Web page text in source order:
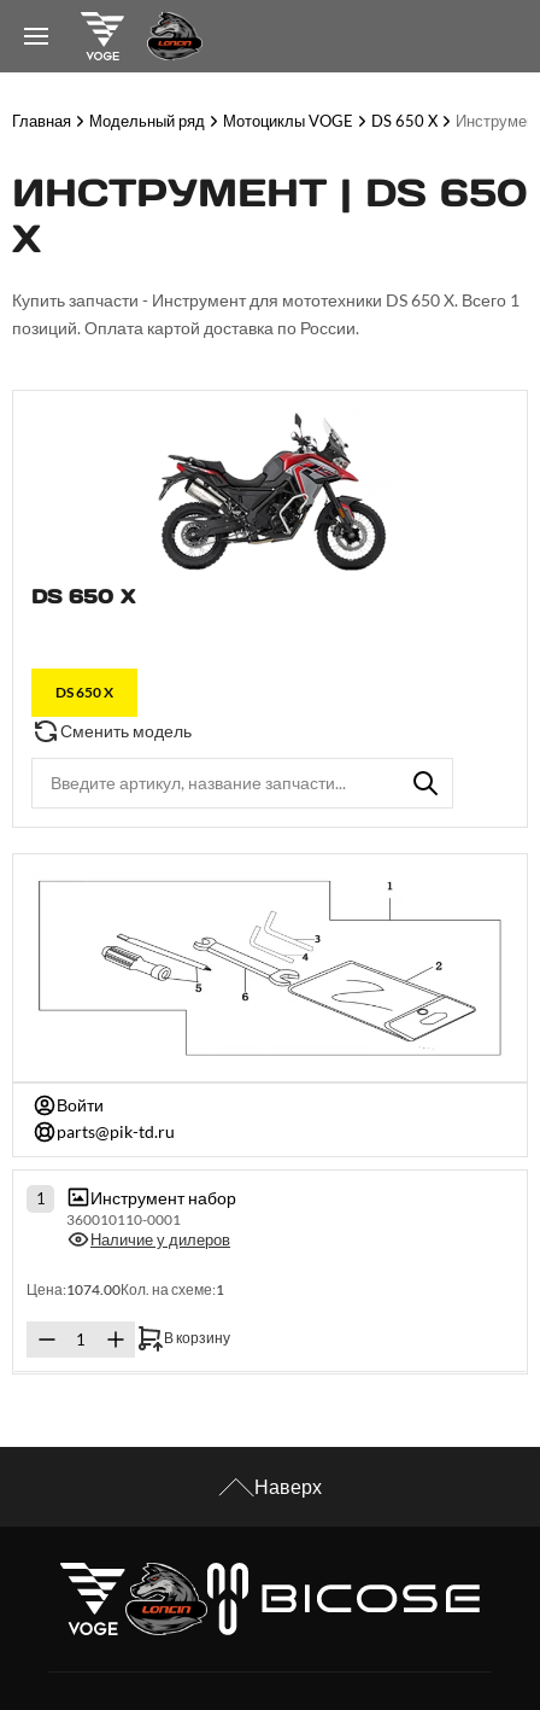
Главная Модельный ряд Мотоциклы VOGE DS 650 X
ИНСТРУМЕНТ | DS 650
X
Купить запчасти - Инструмент для мототехники DS 650 X. Всего 1
позиций. Оплата картой доставка по России.
DS 650 X
DS 650 X
Сменить модель
Войти
parts@pik-td.ru
1 Инструмент набор
360010110-0001
Наличие у дилеров
Цена:1074.00Кол. на схеме:1
В корзину
Наверх